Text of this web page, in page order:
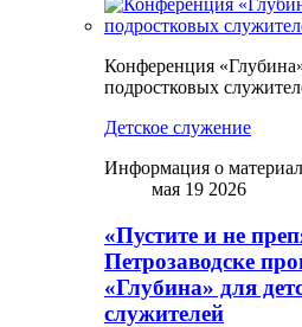
Конференция
подростковых
Детское служение
Информация о
мая 19 2026
«Пустите и не
Петрозаводске
«Глубина» для
служителей